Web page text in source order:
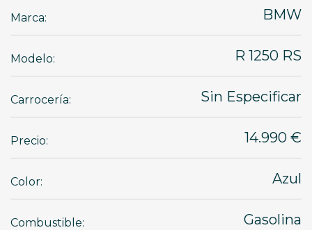
Marca: BMW
Modelo: R 1250 RS
Carrocería: Sin Especificar
Precio: 14.990 €
Color: Azul
Combustible: Gasolina